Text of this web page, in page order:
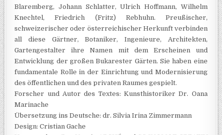
Blaremberg, Johann Schlatter, Ulrich Hoffmann, Wilhelm
Knechtel, Friedrich (Fritz) Rebhuhn. Preußischer,
schweizerischer oder österreichischer Herkunft verbinden
all diese Gärtner, Botaniker, Ingenieure, Architekten,
Gartengestalter ihre Namen mit dem Erscheinen und
Entwicklung der großen Bukarester Gärten. Sie haben eine
fundamentale Rolle in der Einrichtung und Modernisierung
des öffentlichen und des privaten Raumes gespielt.
Forscher und Autor des Textes: Kunsthistoriker Dr. Oana
Marinache
Übersetzung ins Deutsche: dr. Silvia Irina Zimmermann
Design: Cristian Gache